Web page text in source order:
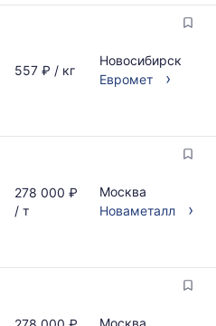
557 ₽ / кг
Новосибирск
Евромет
›
278 000 ₽
/ т
Москва
Новаметалл
›
Москва